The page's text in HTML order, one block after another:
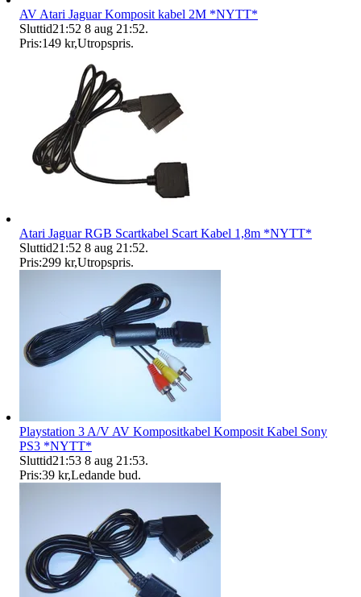
AV Atari Jaguar Komposit kabel 2M *NYTT*
Sluttid21:52 8 aug 21:52.
Pris:149 kr,Utropspris.
Atari Jaguar RGB Scartkabel Scart Kabel 1,8m *NYTT*
Sluttid21:52 8 aug 21:52.
Pris:299 kr,Utropspris.
Playstation 3 A/V AV Kompositkabel Komposit Kabel Sony
PS3 *NYTT*
Sluttid21:53 8 aug 21:53.
Pris:39 kr,Ledande bud.